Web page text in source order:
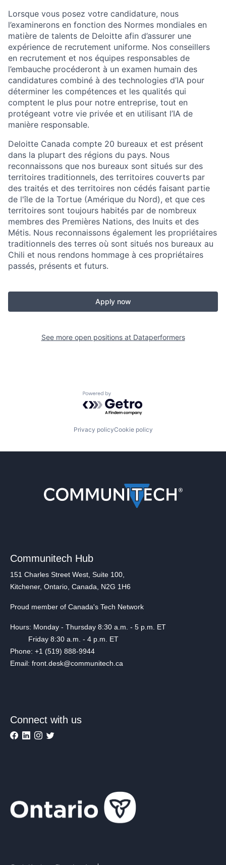
Lorsque vous posez votre candidature, nous
l’examinerons en fonction des Normes mondiales en
matière de talents de Deloitte afin d’assurer une
expérience de recrutement uniforme. Nos conseillers
en recrutement et nos équipes responsables de
l’embauche procéderont à un examen humain des
candidatures combiné à des technologies d’IA pour
déterminer les compétences et les qualités qui
comptent le plus pour notre entreprise, tout en
protégeant votre vie privée et en utilisant l’IA de
manière responsable.
Deloitte Canada compte 20 bureaux et est présent
dans la plupart des régions du pays. Nous
reconnaissons que nos bureaux sont situés sur des
territoires traditionnels, des territoires couverts par
des traités et des territoires non cédés faisant partie
de l'île de la Tortue (Amérique du Nord), et que ces
territoires sont toujours habités par de nombreux
membres des Premières Nations, des Inuits et des
Métis. Nous reconnaissons également les propriétaires
traditionnels des terres où sont situés nos bureaux au
Chili et nous rendons hommage à ces propriétaires
passés, présents et futurs.
Apply now
See more open positions at Dataperformers
Powered by Getro.com
Privacy policyCookie policy
Communitech Hub
151 Charles Street West, Suite 100,
Kitchener, Ontario, Canada, N2G 1H6
Proud member of Canada's Tech Network
Hours: Monday - Thursday 8:30 a.m. - 5 p.m. ET
Friday 8:30 a.m. - 4 p.m. ET
Phone: +1 (519) 888-9944
Email: front.desk@communitech.ca
Connect with us